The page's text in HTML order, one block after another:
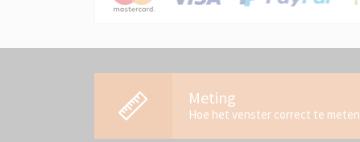
Meting
Hoe het venster correct te meten